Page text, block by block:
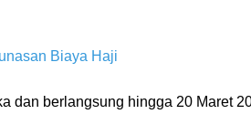
Biaya Haji
berlangsung hingga 20 Maret